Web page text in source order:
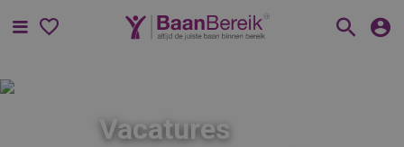
Menu
Vacatures